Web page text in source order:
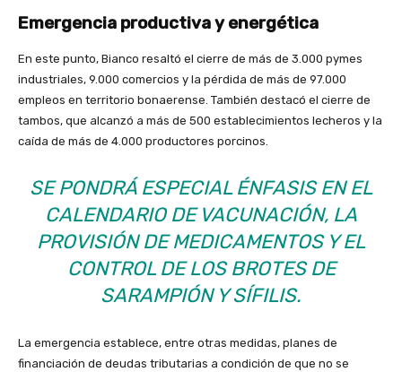
Emergencia productiva y energética
En este punto, Bianco resaltó el cierre de más de 3.000 pymes
industriales, 9.000 comercios y la pérdida de más de 97.000
empleos en territorio bonaerense. También destacó el cierre de
tambos, que alcanzó a más de 500 establecimientos lecheros y la
caída de más de 4.000 productores porcinos.
SE PONDRÁ ESPECIAL ÉNFASIS EN EL
CALENDARIO DE VACUNACIÓN, LA
PROVISIÓN DE MEDICAMENTOS Y EL
CONTROL DE LOS BROTES DE
SARAMPIÓN Y SÍFILIS.
La emergencia establece, entre otras medidas, planes de
financiación de deudas tributarias a condición de que no se